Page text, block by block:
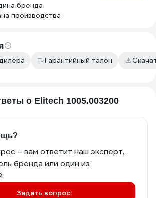
бренда
производства
Гарантийный талон
о Elitech 1005.003200
– вам ответит наш эксперт,
бренда или один из
Задать вопрос